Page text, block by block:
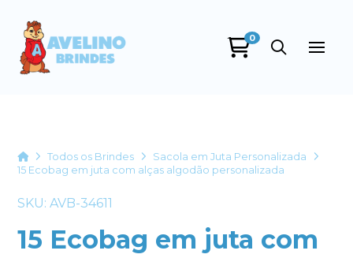
0
HomeTodos os Brindes
Sacola em Juta Personalizada
15 Ecobag em juta com alças algodão personalizada
SKU: AVB-34611
15 Ecobag em juta com